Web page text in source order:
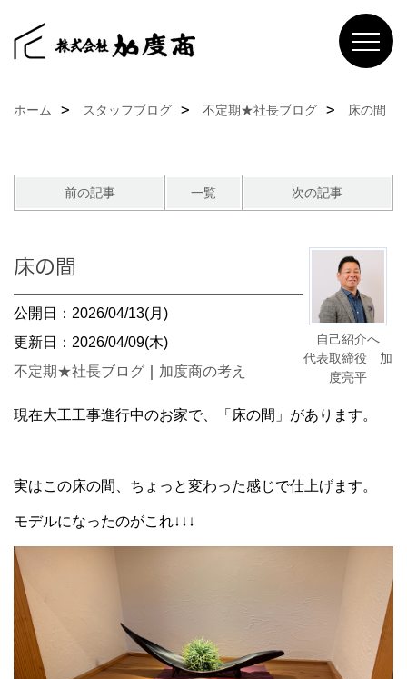
ホーム スタッフブログ 不定期★社長ブログ 床の間
前の記事 一覧 次の記事
自己紹介へ
代表取締役 加
度亮平
床の間
公開日：2026/04/13(月)
更新日：2026/04/09(木)
不定期★社長ブログ
加度商の考え
現在大工工事進行中のお家で、「床の間」があります。
実はこの床の間、ちょっと変わった感じで仕上げます。
モデルになったのがこれ↓↓↓